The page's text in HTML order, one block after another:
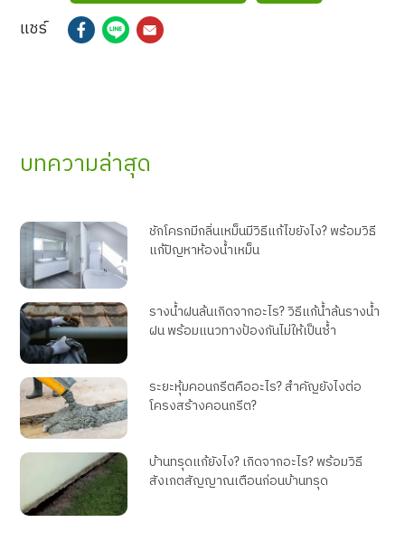
แชร์
บทความล่าสุด
ชักโครกมีกลิ่นเหม็นมีวิธีแก้ไขยังไง? พร้อมวิธี
แก้ปัญหาห้องน้ำเหม็น
รางน้ำฝนล้นเกิดจากอะไร? วิธีแก้น้ำล้นรางน้ำ
ฝน พร้อมแนวทางป้องกันไม่ให้เป็นซ้ำ
ระยะหุ้มคอนกรีตคืออะไร? สำคัญยังไงต่อ
โครงสร้างคอนกรีต?
บ้านทรุดแก้ยังไง? เกิดจากอะไร? พร้อมวิธี
สังเกตสัญญาณเตือนก่อนบ้านทรุด